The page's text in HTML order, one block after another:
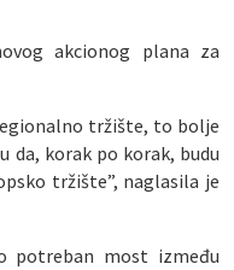
akcionog plana za
tržište, to bolje
da, korak po korak, budu
tržište”, naglasila je
potreban most između